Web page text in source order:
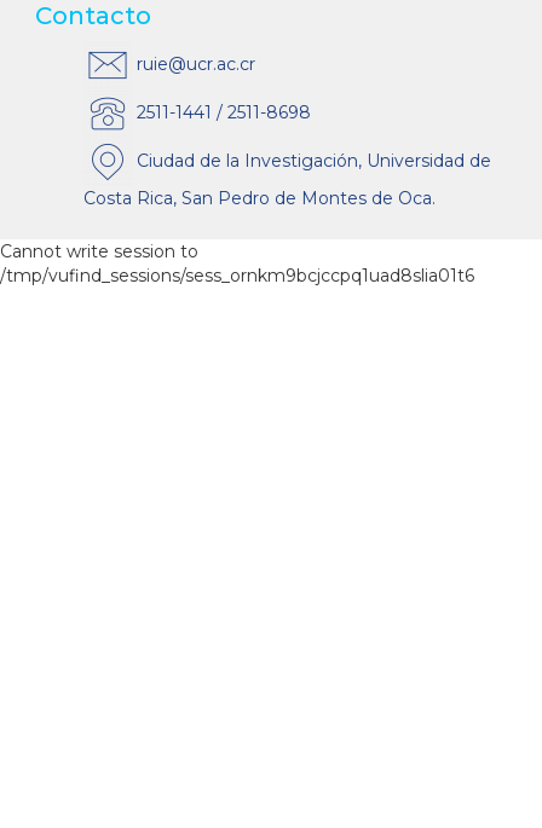
Contacto
ruie@ucr.ac.cr
2511-1441 / 2511-8698
Ciudad de la Investigación, Universidad de
Costa Rica, San Pedro de Montes de Oca.
Cannot write session to
/tmp/vufind_sessions/sess_ornkm9bcjccpq1uad8slia01t6